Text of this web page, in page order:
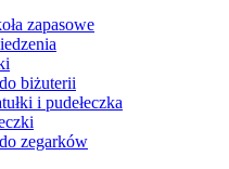
zapasowe
biżuterii
i pudełeczka
zegarków